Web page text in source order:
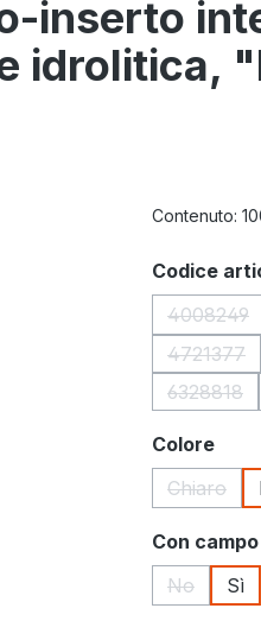
inserto
idrolitica,
Contenuto:
Seleziona
Codice
4008249
4721377
6328818
Seleziona
Colore
Chiaro
Seleziona
Con
No
(Questa
Sì